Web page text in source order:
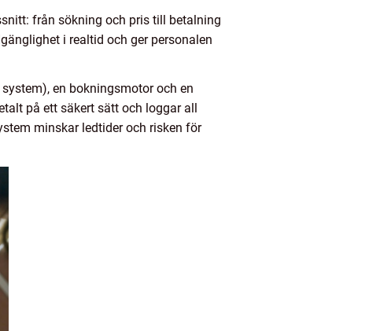
från sökning och pris till betalning
i realtid och ger personalen
en bokningsmotor och en
på ett säkert sätt och loggar all
minskar ledtider och risken för